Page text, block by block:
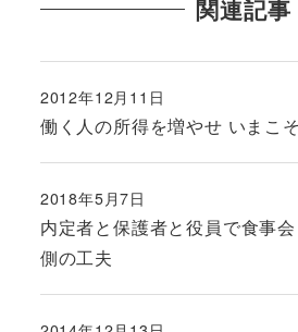
関連記事
働く人の所得を増やせ いまこ
投稿日
2012年12月11日
内定者と保護者と役員で食事
側の工夫
投稿日
2018年5月7日